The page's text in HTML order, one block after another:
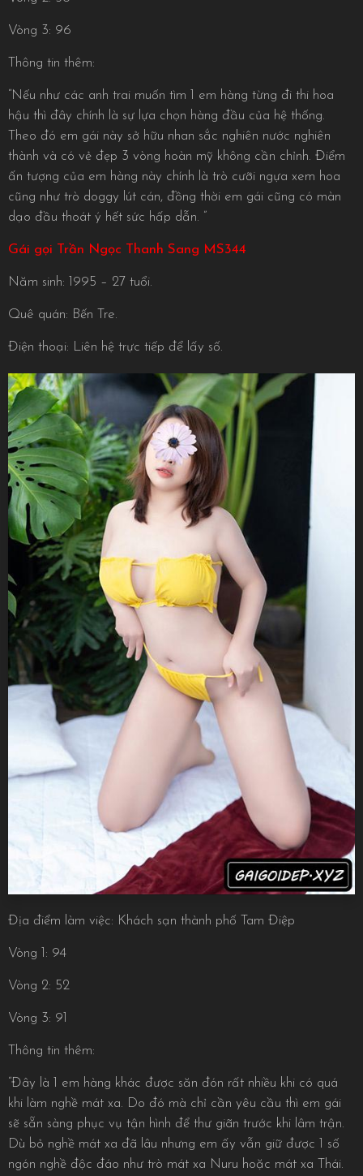
Vòng 3: 96
Thông tin thêm:
“Nếu như các anh trai muốn tìm 1 em hàng từng đi thi hoa
hậu thì đây chính là sự lựa chọn hàng đầu của hệ thống.
Theo đó em gái này sở hữu nhan sắc nghiên nước nghiên
thành và có vẻ đẹp 3 vòng hoàn mỹ không cần chỉnh. Điểm
ấn tượng của em hàng này chính là trò cưỡi ngựa xem hoa
cũng như trò doggy lút cán, đồng thời em gái cũng có màn
dạo đầu thoát ý hết sức hấp dẫn. ”
Gái gọi Trần Ngọc Thanh Sang MS344
Năm sinh: 1995 – 27 tuổi.
Quê quán: Bến Tre.
Điện thoại: Liên hệ trực tiếp để lấy số.
Địa điểm làm việc: Khách sạn thành phố Tam Điệp
Vòng 1: 94
Vòng 2: 52
Vòng 3: 91
Thông tin thêm:
“Đây là 1 em hàng khác được săn đón rất nhiều khi có quá
khi làm nghề mát xa. Do đó mà chỉ cần yêu cầu thì em gái
sẽ sẵn sàng phục vụ tận hình để thư giãn trước khi lâm trận.
Dù bỏ nghề mát xa đã lâu nhưng em ấy vẫn giữ được 1 số
ngón nghề độc đáo như trò mát xa Nuru hoặc mát xa Thái.